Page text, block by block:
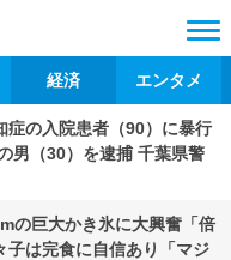
経済 エンタメ
症の入院患者（90）に暴行
男（30）を逮捕 千葉県警
の巨大かき氷に大興奮「倍
子は完食に自信あり「マジ